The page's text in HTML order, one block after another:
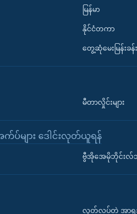
မြန်မာ
နိုင်ငံတကာ
တွေ့ဆုံမေးမြန်းခန်း
မီတာလှိုင်းများ
များ ဒေါင်းလုတ်ယူရန်
ဗွီအိုအေမိုဘိုင်းလ်
လွတ်လပ်တဲ့ အာရှ